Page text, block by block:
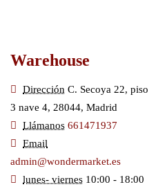
Warehouse
Dirección C. Secoya 22, piso
3 nave 4, 28044, Madrid
Llámanos 661471937
Email
admin@wondermarket.es
lunes- viernes 10:00 - 18:00